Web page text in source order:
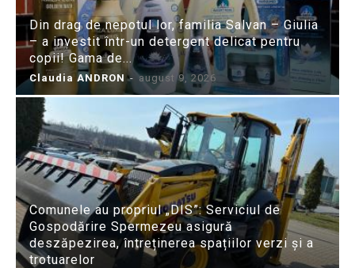
Din drag de nepotul lor, familia Salvan – Giulia
– a investit într-un detergent delicat pentru
copii! Gama de...
Claudia ANDRON - august 9, 2026
Comunele au propriul „DIS”: Serviciul de
Gospodărire Spermezeu asigură
deszăpezirea, întreținerea spațiilor verzi și a
trotuarelor